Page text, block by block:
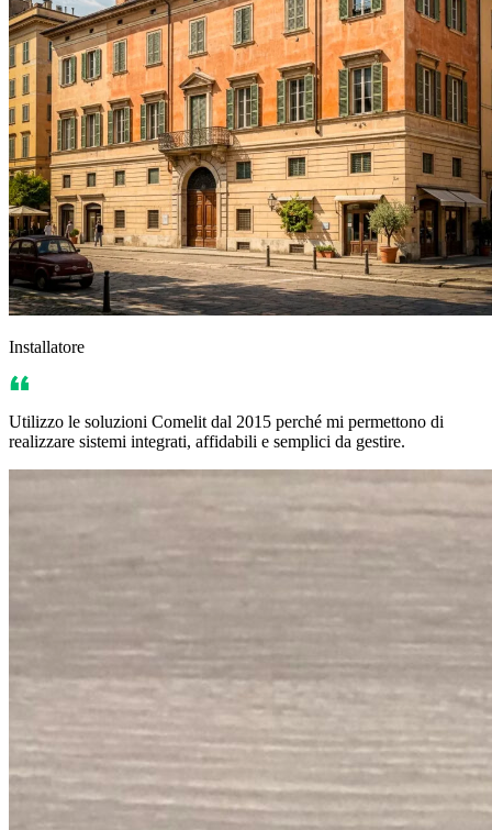
Installatore
Utilizzo le soluzioni Comelit dal 2015 perché mi permettono di
realizzare sistemi integrati, affidabili e semplici da gestire.